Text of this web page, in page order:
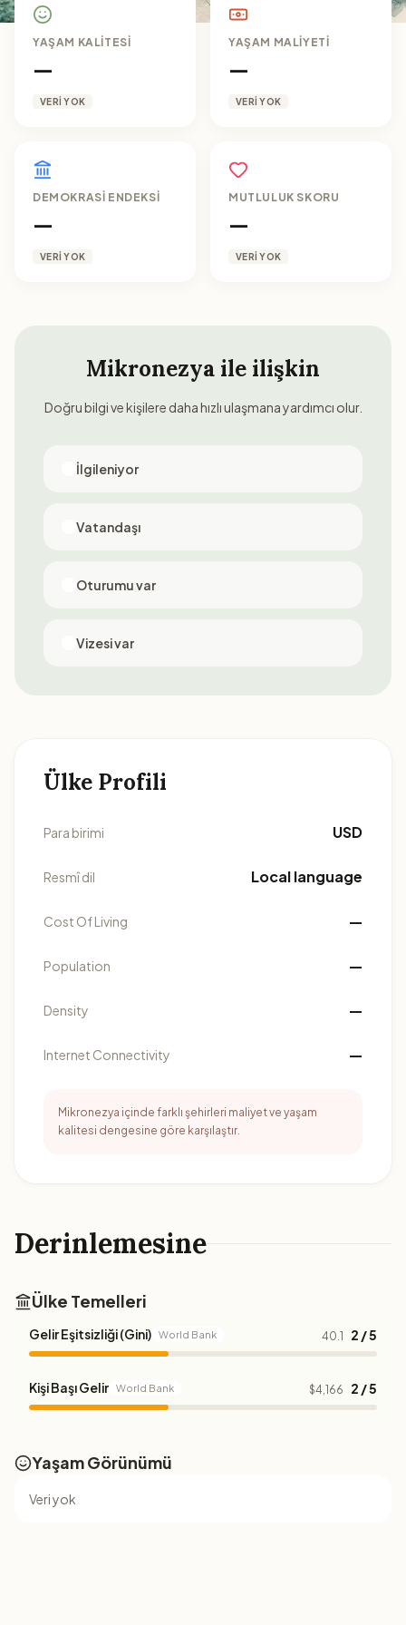
YAŞAM KALITESI
—
VERI YOK
YAŞAM MALIYETI
—
VERI YOK
DEMOKRASI ENDEKSI
—
VERI YOK
MUTLULUK SKORU
—
VERI YOK
Derinlemesine
Ülke Temelleri
Gelir Eşitsizliği (Gini) World Bank 40.1 2 / 5
Kişi Başı Gelir World Bank $4,166 2 / 5
Yaşam Görünümü
Veri yok
Mikronezya ile ilişkin
Doğru bilgi ve kişilere daha hızlı ulaşmana yardımcı olur.
İlgileniyor
Vatandaşı
Oturumu var
Vizesi var
Ülke Profili
Para birimi USD
Resmî dil Local language
Cost Of Living —
Population —
Density —
Internet Connectivity —
Mikronezya içinde farklı şehirleri maliyet ve yaşam
kalitesi dengesine göre karşılaştır.